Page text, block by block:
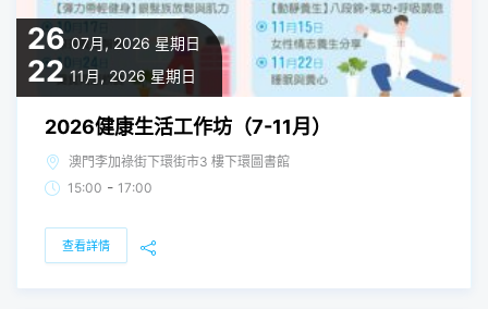
26 07月, 2026 星期日
22 11月, 2026 星期日
2026健康生活工作坊（7-11月）
澳門李加祿街下環街市3 樓下環圖書館
15:00 - 17:00
查看詳情